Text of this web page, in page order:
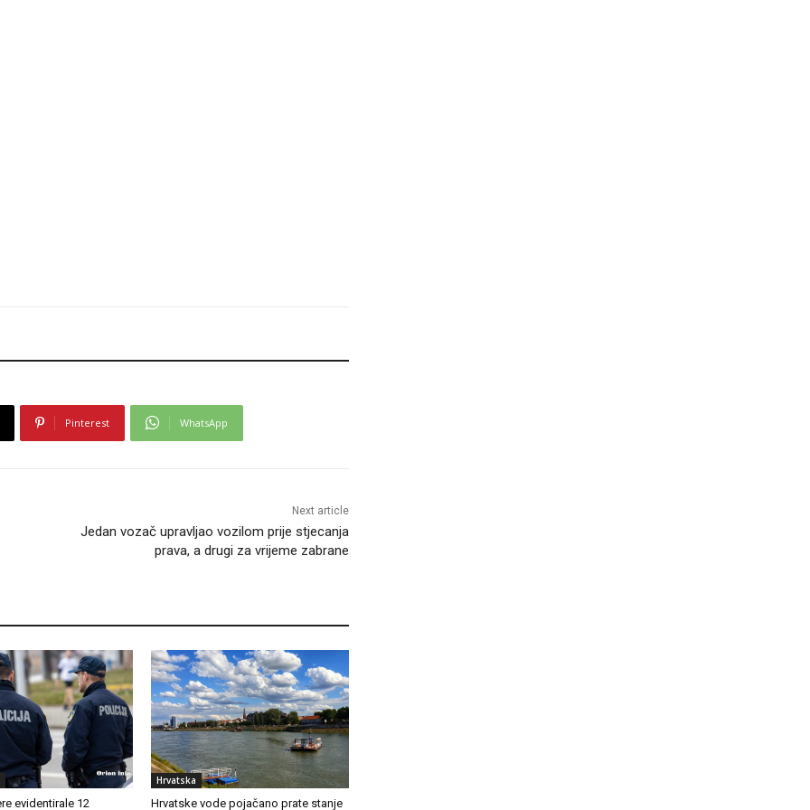
Pinterest WhatsApp
Next article
Jedan vozač upravljao vozilom prije stjecanja
prava, a drugi za vrijeme zabrane
evidentirale 12
Hrvatska
Hrvatske vode pojačano prate stanje